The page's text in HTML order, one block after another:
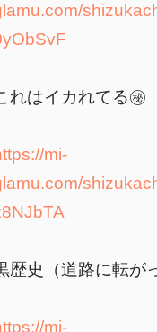
れはイカれてる㊙️
mi-
歴史（道路に転が
mi-